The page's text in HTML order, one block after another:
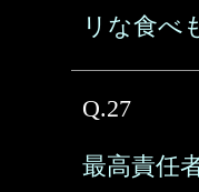
リな食べ
Q.27
最高責任